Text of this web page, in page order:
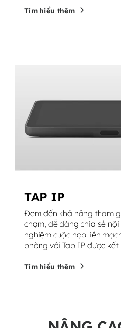
Tìm hiểu thêm
TAP IP
Đem đến khả năng tham
chạm, dễ dàng chia sẻ
nghiệm cuộc họp liền
phòng với Tap IP được kết
Tìm hiểu thêm